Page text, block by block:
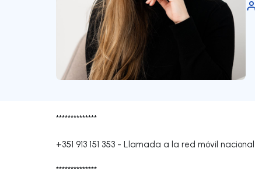
**************
+351 913 151 353 - Llamada a la red móvil nacional